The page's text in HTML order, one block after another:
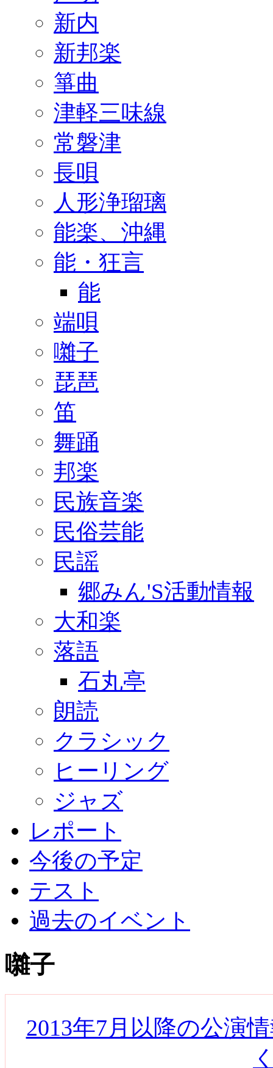
新内
新邦楽
箏曲
津軽三味線
常磐津
長唄
人形浄瑠璃
能楽、沖縄
能・狂言
能
端唄
囃子
琵琶
笛
舞踊
邦楽
民族音楽
民俗芸能
民謡
郷みん'S活動情報
大和楽
落語
石丸亭
朗読
クラシック
ヒーリング
ジャズ
レポート
今後の予定
テスト
過去のイベント
囃子
2013年7月以降の公演